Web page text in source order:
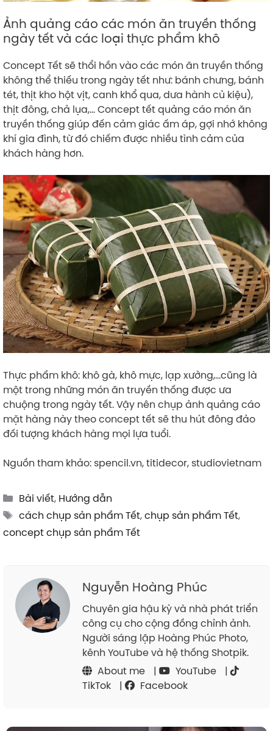
Ảnh quảng cáo các món ăn truyền thống
ngày tết và các loại thực phẩm khô
Concept Tết sẽ thổi hồn vào các món ăn truyền thống
không thể thiếu trong ngày tết như: bánh chưng, bánh
tét, thịt kho hột vịt, canh khổ qua, dưa hành củ kiệu),
thịt đông, chả lụa,… Concept tết quảng cáo món ăn
truyền thống giúp đến cảm giác ấm áp, gợi nhớ không
khí gia đình, từ đó chiếm được nhiều tình cảm của
khách hàng hơn.
Thực phẩm khô: khô gà, khô mực, lạp xưởng,…cũng là
một trong những món ăn truyền thống được ưa
chuộng trong ngày tết. Vậy nên chụp ảnh quảng cáo
mặt hàng này theo concept tết sẽ thu hút đông đảo
đối tượng khách hàng mọi lựa tuổi.
Nguồn tham khảo: spencil.vn, titidecor, studiovietnam
Categories
Bài viết, Hướng dẫn
Tags
cách chụp sản phẩm Tết,chụp sản phẩm Tết,
concept chụp sản phẩm Tết
Nguyễn Hoàng Phúc
Chuyên gia hậu kỳ và nhà phát triển
công cụ cho cộng đồng chỉnh ảnh.
Người sáng lập Hoàng Phúc Photo,
kênh YouTube và hệ thống Shotpik.
About me
| YouTube
|
TikTok
| Facebook